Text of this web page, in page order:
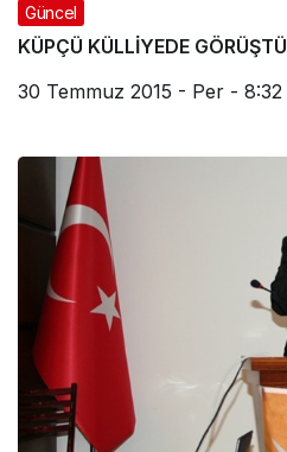
Güncel
KÜPÇÜ KÜLLİYEDE GÖRÜŞTÜ
30 Temmuz 2015 - Per - 8:32